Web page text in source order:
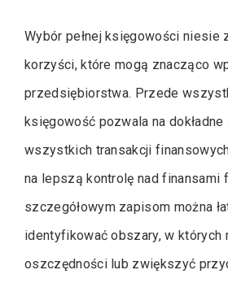
Wybór pełnej księgowości niesie
korzyści, które mogą znacząco
przedsiębiorstwa. Przede
księgowość pozwala na
wszystkich transakcji
na lepszą kontrolę nad finansami
szczegółowym zapisom można
identyfikować obszary, w których
oszczędności lub zwiększyć